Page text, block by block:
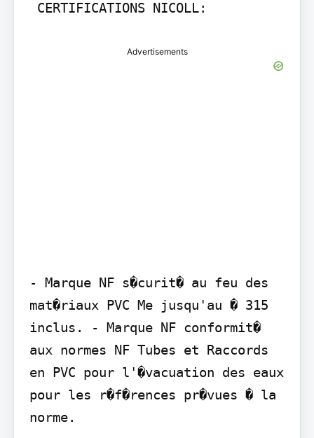
CERTIFICATIONS NICOLL:
Advertisements
- Marque NF s�curit� au feu des
mat�riaux PVC Me jusqu'au � 315
inclus. - Marque NF conformit�
aux normes NF Tubes et Raccords
en PVC pour l'�vacuation des eaux
pour les r�f�rences pr�vues � la
norme.